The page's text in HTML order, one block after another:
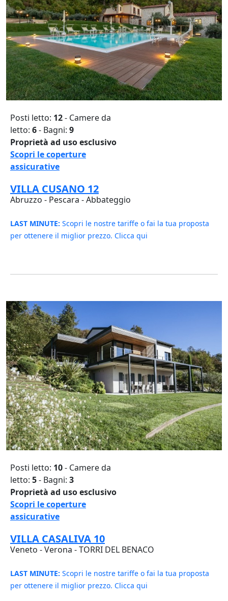
Posti letto: 12- Camere da
letto: 6- Bagni: 9
Proprietà ad uso esclusivo
Scopri le coperture
assicurative
VILLA CUSANO 12
Abruzzo - Pescara - Abbateggio
LAST MINUTE: Scopri le nostre tariffe o fai la tua proposta
per ottenere il miglior prezzo. Clicca qui
Posti letto: 10- Camere da
letto: 5- Bagni: 3
Proprietà ad uso esclusivo
Scopri le coperture
assicurative
VILLA CASALIVA 10
Veneto - Verona - TORRI DEL BENACO
LAST MINUTE: Scopri le nostre tariffe o fai la tua proposta
per ottenere il miglior prezzo. Clicca qui